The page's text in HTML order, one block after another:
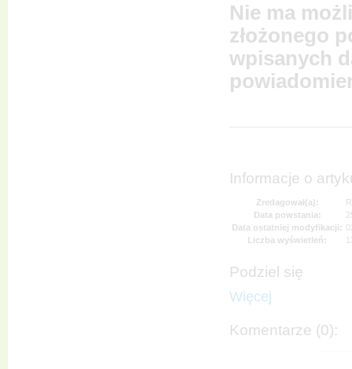
Nie ma
złożonego
wpisanych
Informacje o
Zredagował(a):
Data powstania:
Data ostatniej modyfikacji:
Liczba wyświetleń:
Podziel się
Więcej
Komentarze (0):